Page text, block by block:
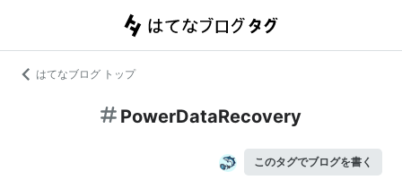
はてなブログ トップ
PowerDataRecovery
このタグでブログを書く